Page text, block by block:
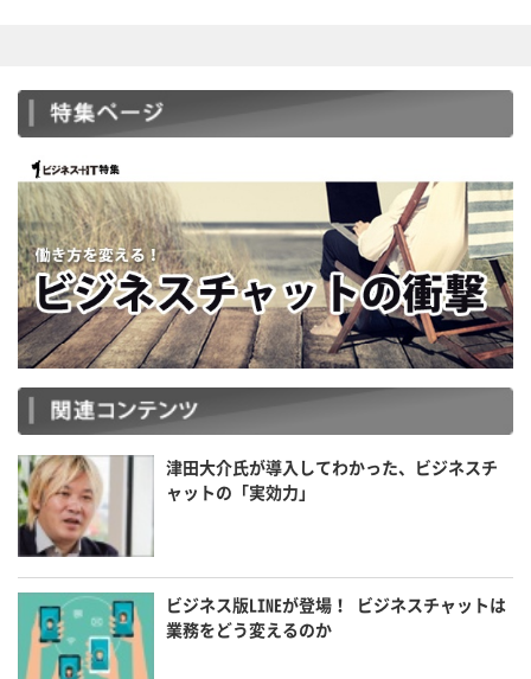
津田大介氏が導入してわかった、ビジネスチ
ャットの「実効力」
ビジネス版LINEが登場！ ビジネスチャットは
業務をどう変えるのか